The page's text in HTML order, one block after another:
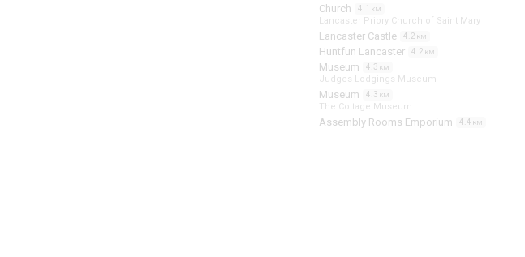
Church 4.1 KM
Lancaster Priory Church of Saint Mary
Lancaster Castle 4.2 KM
Huntfun Lancaster 4.2 KM
Museum 4.3 KM
Judges Lodgings Museum
Museum 4.3 KM
The Cottage Museum
Assembly Rooms Emporium 4.4 KM